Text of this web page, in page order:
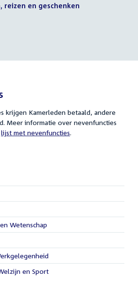
reizen en geschenken
krijgen Kamerleden betaald, andere
Meer informatie over nevenfuncties
lijst met nevenfuncties.
Wetenschap
en Sport